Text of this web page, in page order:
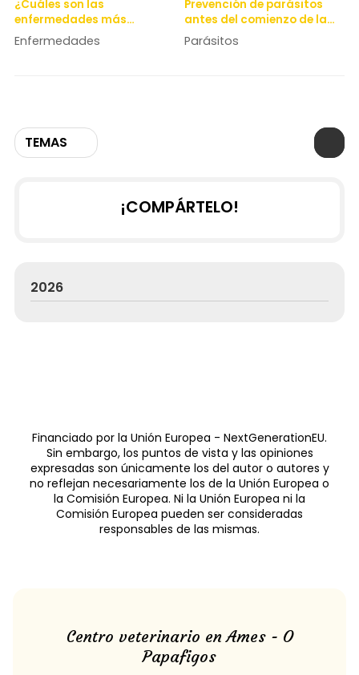
TEMAS
¿Cuáles son las
enfermedades más
comunes en los gatos
Enfermedades
Prevención de parásitos
antes del comienzo de la
primavera.
Parásitos
¡COMPÁRTELO!
2026
Financiado por la Unión Europea - NextGenerationEU.
Sin embargo, los puntos de vista y las opiniones
expresadas son únicamente los del autor o autores y
no reflejan necesariamente los de la Unión Europea o
la Comisión Europea. Ni la Unión Europea ni la
Comisión Europea pueden ser consideradas
responsables de las mismas.
Centro veterinario en Ames - O
Papafigos